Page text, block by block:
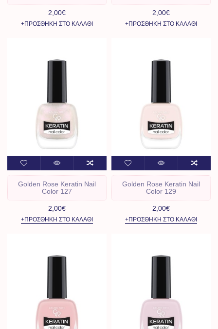
2,00€
+ΠΡΟΣΘΉΚΗ ΣΤΟ ΚΑΛΆΘΙ
2,00€
+ΠΡΟΣΘΉΚΗ ΣΤΟ ΚΑΛΆΘΙ
Golden Rose Keratin Nail
Color 127
2,00€
+ΠΡΟΣΘΉΚΗ ΣΤΟ ΚΑΛΆΘΙ
Golden Rose Keratin Nail
Color 129
2,00€
+ΠΡΟΣΘΉΚΗ ΣΤΟ ΚΑΛΆΘΙ